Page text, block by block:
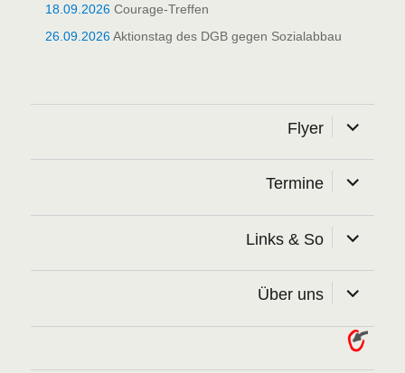
18.09.2026 Courage-Treffen
26.09.2026Aktionstag des DGB gegen Sozialabbau
Flyer öffnen
Termine öffnen
Links & So öffnen
Über uns öffnen